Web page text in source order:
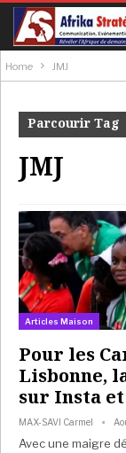
Home JMJ
Parcourir Tag
JMJ
Articles Maison
Pour les
Lisbonne,
sur Insta
MAX-SAVI Carmel
Avec une maigre